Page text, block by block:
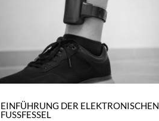
EINFÜHRUNG DER ELEKTRONISCHEN
FUSSFESSEL